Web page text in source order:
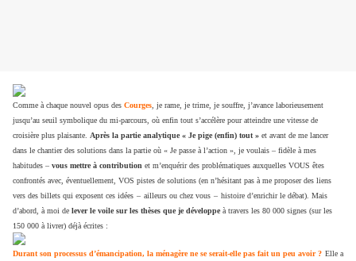
Comme à chaque nouvel opus des Courges , je rame, je trime, je souffre, j’avance laborieusement
jusqu’au seuil symbolique du mi-parcours, où enfin tout s’accélère pour atteindre une vitesse de
croisière plus plaisante. Après la partie analytique « Je pige (enfin) tout » et avant de me lancer
dans le chantier des solutions dans la partie où « Je passe à l’action », je voulais – fidèle à mes
habitudes – vous mettre à contribution et m’enquérir des problématiques auxquelles VOUS êtes
confrontés avec, éventuellement, VOS pistes de solutions (en n’hésitant pas à me proposer des liens
vers des billets qui exposent ces idées – ailleurs ou chez vous – histoire d’enrichir le débat). Mais
d’abord, à moi de lever le voile sur les thèses que je développe à travers les 80 000 signes (sur les
150 000 à livrer) déjà écrites :
Durant son processus d’émancipation, la ménagère ne se serait-elle pas fait un peu avoir ? Elle a